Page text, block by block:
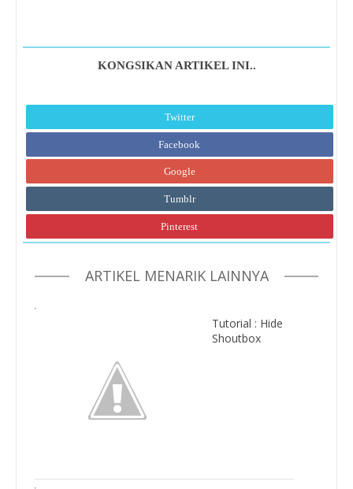
KONGSIKAN ARTIKEL INI..
Twitter
Facebook
Google
Tumblr
Pinterest
ARTIKEL MENARIK LAINNYA
Tutorial : Hide
Shoutbox